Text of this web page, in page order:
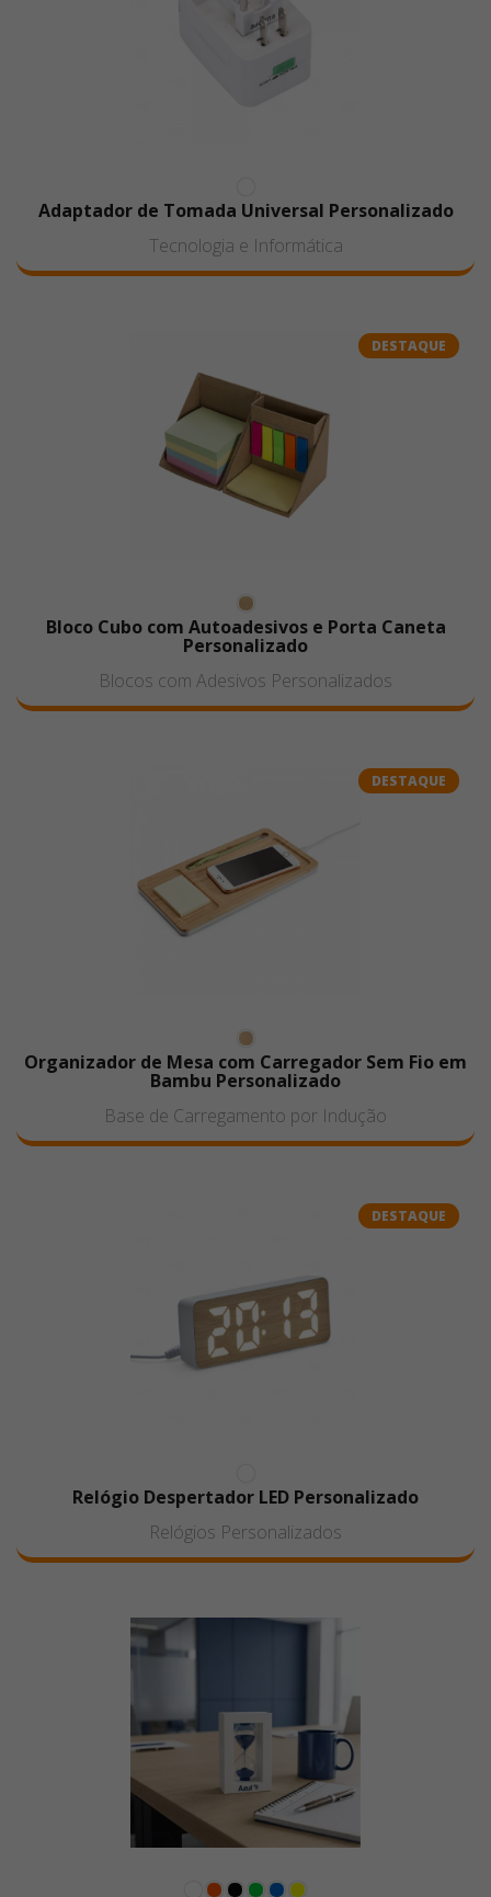
Adaptador de Tomada Universal Personalizado
Tecnologia e Informática
DESTAQUE
Bloco Cubo com Autoadesivos e Porta Caneta
Personalizado
Blocos com Adesivos Personalizados
DESTAQUE
Organizador de Mesa com Carregador Sem Fio em
Bambu Personalizado
Base de Carregamento por Indução
DESTAQUE
Relógio Despertador LED Personalizado
Relógios Personalizados